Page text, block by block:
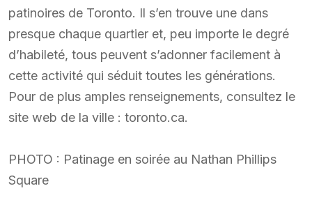
patinoires de Toronto. Il s’en trouve une dans
presque chaque quartier et, peu importe le degré
d’habileté, tous peuvent s’adonner facilement à
cette activité qui séduit toutes les générations.
Pour de plus amples renseignements, consultez le
site web de la ville : toronto.ca.
PHOTO : Patinage en soirée au Nathan Phillips
Square